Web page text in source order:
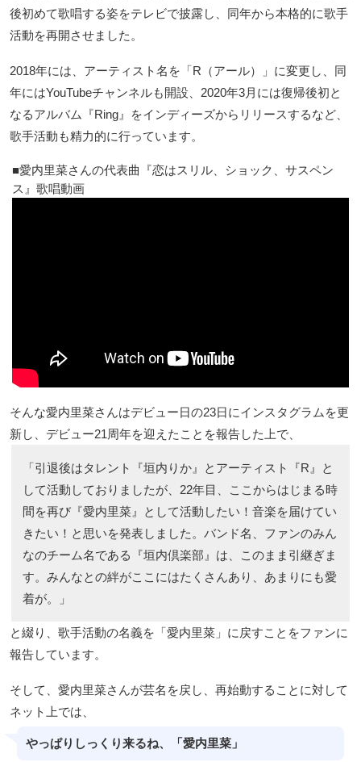
後初めて歌唱する姿をテレビで披露し、同年から本格的に歌手
活動を再開させました。
2018年には、アーティスト名を「R（アール）」に変更し、同
年にはYouTubeチャンネルも開設、2020年3月には復帰後初と
なるアルバム『Ring』をインディーズからリリースするなど、
歌手活動も精力的に行っています。
愛内里菜さんの代表曲『恋はスリル、ショック、サスペン
ス』歌唱動画
そんな愛内里菜さんはデビュー日の23日にインスタグラムを更
新し、デビュー21周年を迎えたことを報告した上で、
「引退後はタレント『垣内りか』とアーティスト『R』と
して活動しておりましたが、22年目、ここからはじまる時
間を再び『愛内里菜』として活動したい！音楽を届けてい
きたい！と思いを発表しました。バンド名、ファンのみん
なのチーム名である『垣内倶楽部』は、このまま引継ぎま
す。みんなとの絆がここにはたくさんあり、あまりにも愛
着が。」
と綴り、歌手活動の名義を「愛内里菜」に戻すことをファンに
報告しています。
そして、愛内里菜さんが芸名を戻し、再始動することに対して
ネット上では、
やっぱりしっくり来るね、「愛内里菜」